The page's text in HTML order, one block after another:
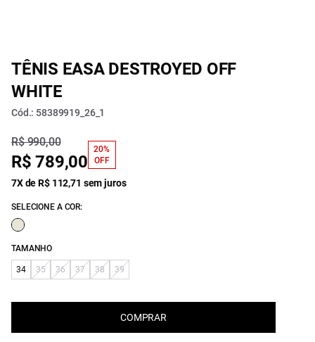
TÊNIS EASA DESTROYED OFF
WHITE
Cód.: 58389919_26_1
R$ 990,00
R$ 789,00
20%
OFF
7X de R$ 112,71 sem juros
SELECIONE A COR:
TAMANHO
34 35 36 37 38 39
COMPRAR